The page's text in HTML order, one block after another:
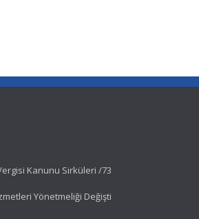
Kanunu Sirküleri /73
Yönetmeliği Değişti